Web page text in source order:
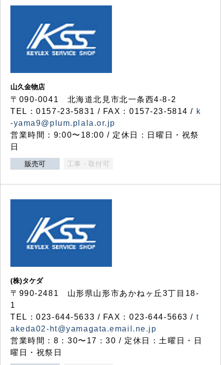
山久金物店
〒090-0041 北海道北見市北一条西4-8-2
TEL：0157-23-5831 / FAX：0157-23-5814 / k
-yama9@plum.plala.or.jp
営業時間：9:00〜18:00 / 定休日：日曜日・祝祭
日
販売可 工事・取付可
(株)タケダ
〒990-2481 山形県山形市あかねヶ丘3丁目18-
1
TEL：023-644-5633 / FAX：023-644-5663 / t
akeda02-ht@yamagata.email.ne.jp
営業時間：8：30〜17：30 / 定休日：土曜日・日
曜日・祝祭日